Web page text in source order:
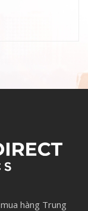
hàng Trung